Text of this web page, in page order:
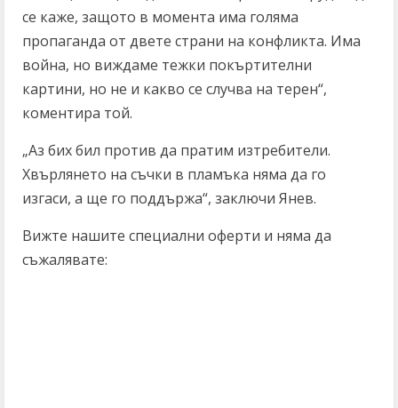
се каже, защото в момента има голяма
пропаганда от двете страни на конфликта. Има
война, но виждаме тежки покъртителни
картини, но не и какво се случва на терен“,
коментира той.
„Аз бих бил против да пратим изтребители.
Хвърлянето на съчки в пламъка няма да го
изгаси, а ще го поддържа“, заключи Янев.
Вижте нашите специални оферти и няма да
съжалявате: